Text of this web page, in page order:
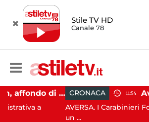
Stile TV HD
Canale 78
Capaccio Paestum, affondo di Forza Italia: "Paolino è arrivato al capolinea"
a
CRONACA 11:54
AVERSA. I Carabinieri